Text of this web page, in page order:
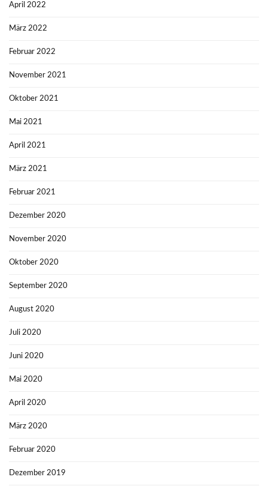
April 2022
März 2022
Februar 2022
November 2021
Oktober 2021
Mai 2021
April 2021
März 2021
Februar 2021
Dezember 2020
November 2020
Oktober 2020
September 2020
August 2020
Juli 2020
Juni 2020
Mai 2020
April 2020
März 2020
Februar 2020
Dezember 2019